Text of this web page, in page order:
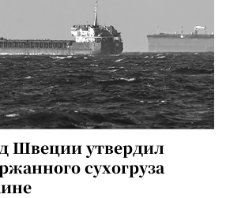
Швеции утвердил
сухогруза